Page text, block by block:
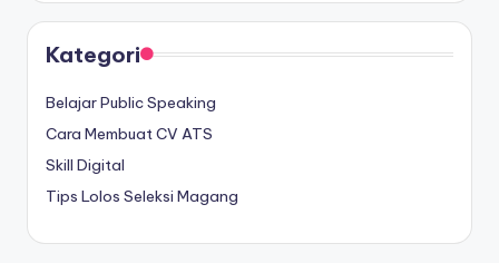
Kategori
Belajar Public Speaking
Cara Membuat CV ATS
Skill Digital
Tips Lolos Seleksi Magang